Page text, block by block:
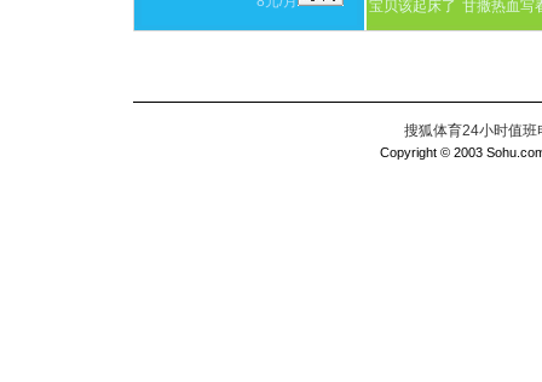
宝贝该起床了 甘撒热血写
搜狐体育24小时值
Copyright © 2003